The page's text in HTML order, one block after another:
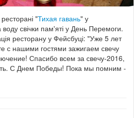
"Тихая гавань" у
воду свічки пам'яті у День Перемоги.
ресторану у Фейсбуці: "Уже 5 лет
с нашими гостями зажигаем свечу
Спасибо всем за свечу-2016,
С Днем Победы! Пока мы помним -